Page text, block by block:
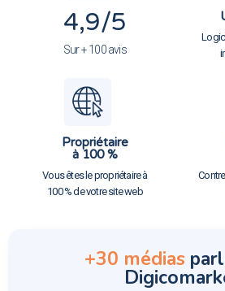
4,9/5
Sur + 100 avis
Propriétaire
à 100 %
Vous êtes le propriétaire à
100 % de votre site web
+30 médias